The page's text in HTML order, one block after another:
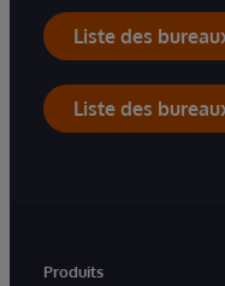
Liste des
Liste des
Produits